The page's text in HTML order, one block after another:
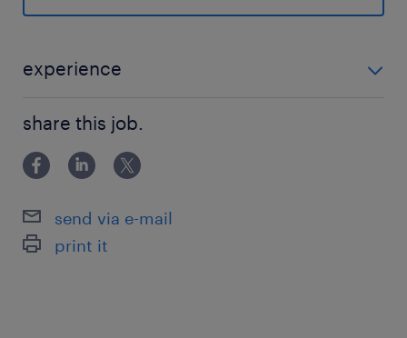
奮ってのご応募をお待ちしております♪
派遣先の特徴
★システム運用・保守
★システムエンジニア
★未経験OK
★交通費支給
★社会保険完備
experience
share this job.
send via e-mail
print it